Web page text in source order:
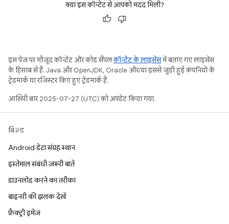
क्या इस कॉन्टेंट से आपको मदद मिली?
इस पेज पर मौजूद कॉन्टेंट और कोड सैंपलकॉन्टेंट के लाइसेंसमें बताए गए लाइसेंस
के हिसाब से हैं. Java और OpenJDK, Oracle और/या इससे जुड़ी हुई कंपनियों के
ट्रेडमार्क या रजिस्टर किए हुए ट्रेडमार्क हैं.
आखिरी बार 2025-07-27 (UTC) को अपडेट किया गया.
बिल्ड
Android डेटा संग्रह स्थान
इस्तेमाल संबंधी ज़रूरी बातें
डाउनलोड करने का तरीका
बाइनरी की झलक देखें
फ़ैक्ट्री इमेज